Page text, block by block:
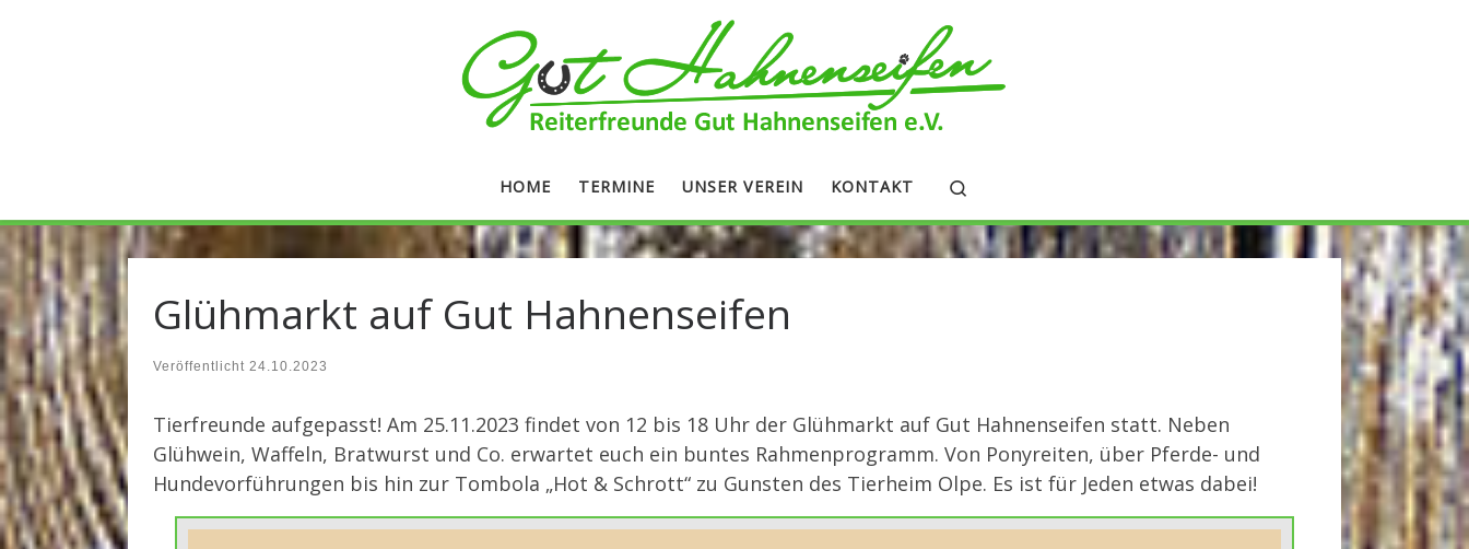
HOME TERMINE UNSER VEREIN KONTAKT
Glühmarkt auf Gut Hahnenseifen
Veröffentlicht 24.10.2023
Tierfreunde aufgepasst! Am 25.11.2023 findet von 12 bis 18 Uhr der Glühmarkt auf Gut Hahnenseifen statt. Neben
Glühwein, Waffeln, Bratwurst und Co. erwartet euch ein buntes Rahmenprogramm. Von Ponyreiten, über Pferde- und
Hundevorführungen bis hin zur Tombola „Hot & Schrott“ zu Gunsten des Tierheim Olpe. Es ist für Jeden etwas dabei!